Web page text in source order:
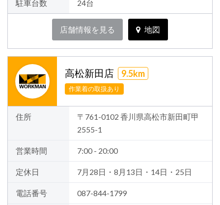
駐車台数 24台
店舗情報を見る 地図
高松新田店 9.5km
作業着の取扱あり
住所
〒761-0102 香川県高松市新田町甲
2555-1
営業時間 7:00 - 20:00
定休日 7月28日・8月13日・14日・25日
電話番号 087-844-1799